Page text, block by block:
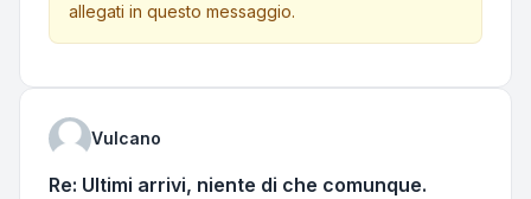
allegati in questo messaggio.
Vulcano
Re: Ultimi arrivi, niente di che comunque.